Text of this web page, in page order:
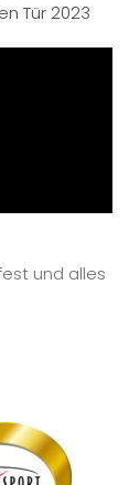
Tür 2023
und alles